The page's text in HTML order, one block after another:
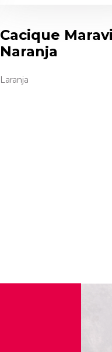
Cacique
Naranja
Laranja